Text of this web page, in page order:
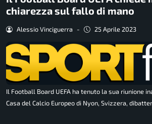
chiarezza sul fallo di mano
Alessio Vinciguerra - 25 Aprile 2023
Il Football Board UEFA ha tenuto la sua riunione
Casa del Calcio Europeo di Nyon, Svizzera,